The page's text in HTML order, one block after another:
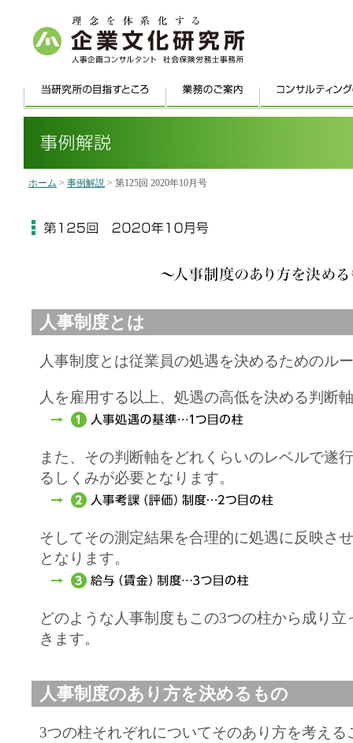
ホーム > 事例解説 > 第125回 2020年10月号
人事制度とは
人事制度とは従業員の処遇を決めるためのル
人を雇用する以上、処遇の高低を決める判断
また、その判断軸をどれくらいのレベルで遂
るしくみが必要となります。
そしてその測定結果を合理的に処遇に反映さ
となります。
どのような人事制度もこの3つの柱から成り
きます。
人事制度のあり方を決めるもの
3つの柱それぞれについてそのあり方を考え